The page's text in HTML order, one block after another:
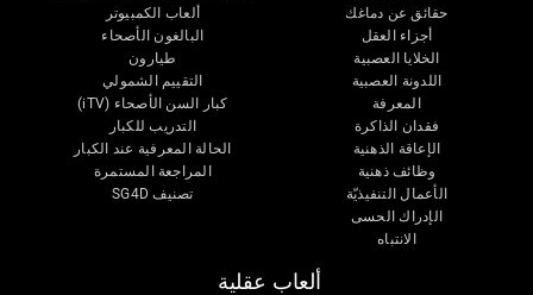
حقائق عن دماغك
أجزاء العقل
الخلايا العصبية
اللدونة العصبية
المعرفة
فقدان الذاكرة
الإعاقة الذهنية
وظائف ذهنية
الأعمال التنفيذيّة
الإدراك الحسى
الانتباه
ألعاب الكمبيوتر
البالغون الأصحاء
طيارون
التقييم الشمولي
كبار السن الأصحاء (iTV)
التدريب للكبار
الحالة المعرفية عند الكبار
المراجعة المستمرة
تصنيف SG4D
ألعاب عقلية